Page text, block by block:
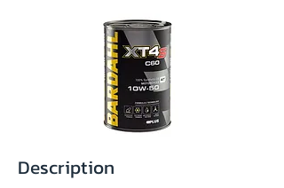
Description